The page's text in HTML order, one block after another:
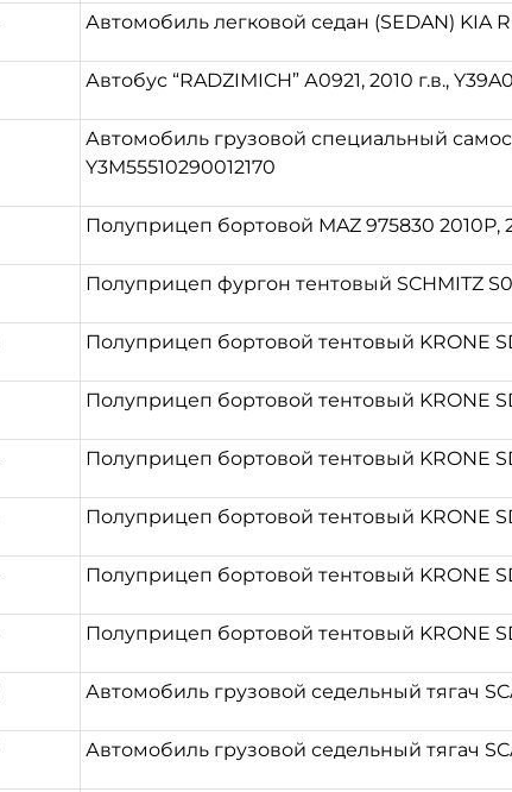
Автомобиль легковой седан (SEDAN) KIA
Автобус “RADZIMICH” А0921, 2010 г.в.,
Автомобиль грузовой специальный
Y3M55510290012170
Полуприцеп бортовой MAZ 975830 2010P,
Полуприцеп фургон тентовый SCHMITZ
Полуприцеп бортовой тентовый KRONE
Полуприцеп бортовой тентовый KRONE
Полуприцеп бортовой тентовый KRONE
Полуприцеп бортовой тентовый KRONE
Полуприцеп бортовой тентовый KRONE
Полуприцеп бортовой тентовый KRONE
Автомобиль грузовой седельный тягач
Автомобиль грузовой седельный тягач